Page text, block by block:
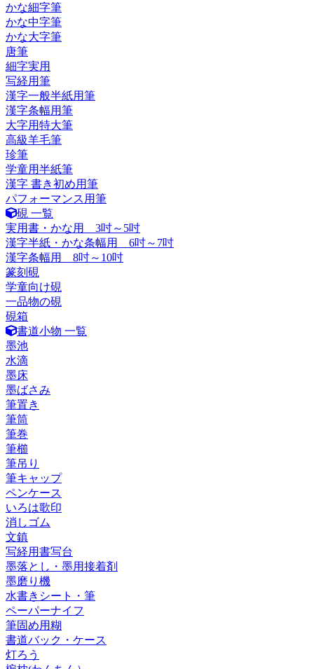
かな細字筆
かな中字筆
かな大字筆
唐筆
細字実用
写経用筆
漢字一般半紙用筆
漢字条幅用筆
大字用特大筆
高級羊毛筆
珍筆
学童用半紙筆
漢字 書き初め用筆
パフォーマンス用筆
硯 一覧
実用書・かな用 3吋～5吋
漢字半紙・かな条幅用 6吋～7吋
漢字条幅用 8吋～10吋
篆刻硯
学童向け硯
一品物の硯
硯箱
書道小物 一覧
墨池
水滴
墨床
墨ばさみ
筆置き
筆筒
筆巻
筆櫛
筆吊り
筆キャップ
ペンケース
いろは歌印
消しゴム
文鎮
写経用書写台
墨落とし・墨用接着剤
墨磨り機
水書きシート・筆
ペーパーナイフ
筆固め用糊
書道バック・ケース
灯ろう